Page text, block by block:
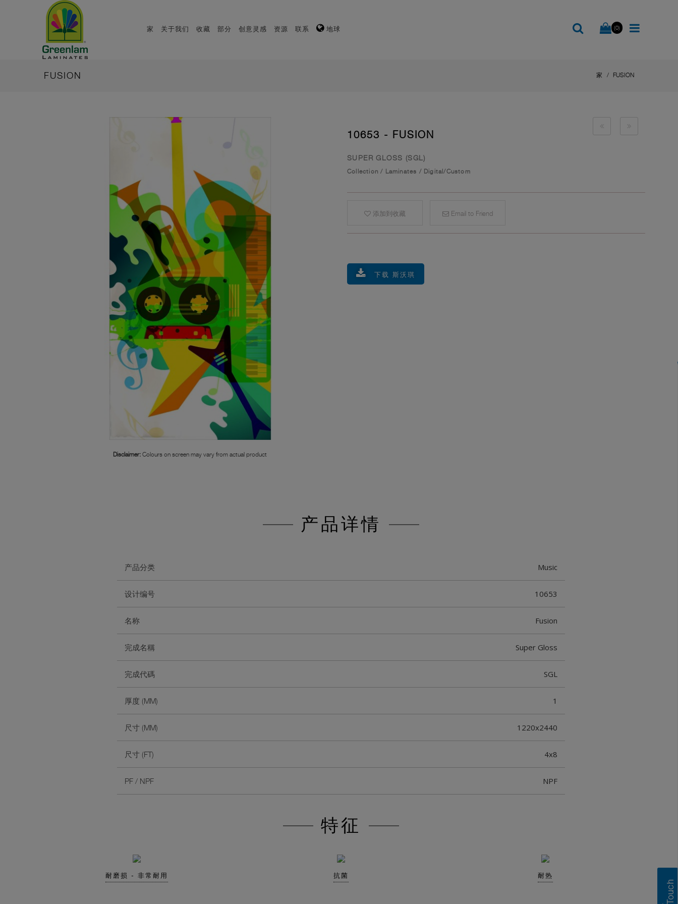
家 关于我们 收藏 部分 创意灵感 资源 联系 地球 (0)
FUSION 家 FUSION
Disclaimer: Colours on screen may vary from actual product
10653 - FUSION
SUPER GLOSS (SGL)
Collection / Laminates / Digital/Custom
添加到收藏 Email to Friend
下载 斯沃琪
产品详情
产品分类 Music
设计编号 10653
名称 Fusion
完成名稱 Super Gloss
完成代碼 SGL
厚度 (MM) 1
尺寸 (MM) 1220x2440
尺寸 (FT) 4x8
PF / NPF NPF
特征
耐磨损 - 非常耐用 抗菌 耐热